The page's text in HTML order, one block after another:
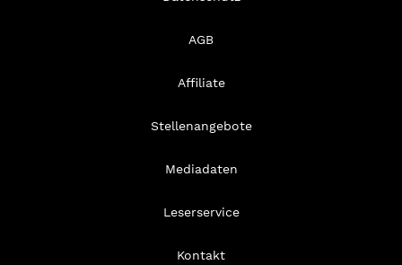
AGB
Affiliate
Stellenangebote
Mediadaten
Leserservice
Kontakt